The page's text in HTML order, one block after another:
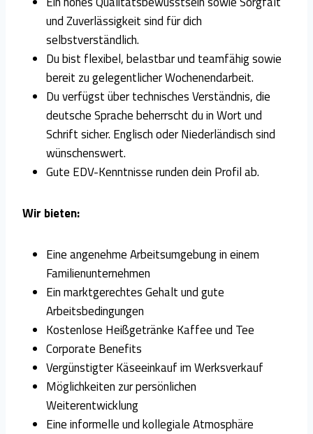
und Zuverlässigkeit sind für dich
selbstverständlich.
Du bist flexibel, belastbar und teamfähig sowie
bereit zu gelegentlicher Wochenendarbeit.
Du verfügst über technisches Verständnis, die
deutsche Sprache beherrscht du in Wort und
Schrift sicher. Englisch oder Niederländisch sind
wünschenswert.
Gute EDV-Kenntnisse runden dein Profil ab.
Wir bieten:
Eine angenehme Arbeitsumgebung in einem
Familienunternehmen
Ein marktgerechtes Gehalt und gute
Arbeitsbedingungen
Kostenlose Heißgetränke Kaffee und Tee
Corporate Benefits
Vergünstigter Käseeinkauf im Werksverkauf
Möglichkeiten zur persönlichen
Weiterentwicklung
Eine informelle und kollegiale Atmosphäre